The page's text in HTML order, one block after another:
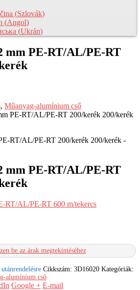
(Szlovák)
(Angol)
(Ukrán)
mm PE-RT/AL/PE-RT
, Műanyag-alumínium cső
PE-RT/AL/PE-RT 200/kerék 200/kerék
mm PE-RT/AL/PE-RT
RT/AL/PE-RT 600 m/tekercs
be az árak megtekintéséhez
Cikkszám: 3D16020 Kategóriák:
alumínium cső
Google + E-mail